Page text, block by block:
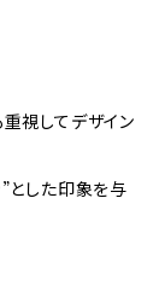
視してデザイン
とした印象を与